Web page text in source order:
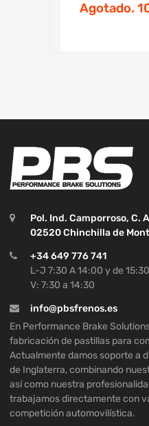
Agotado.
Pol. Ind. Camporroso, C.
02520 Chinchilla de
+34 649 776 741
L-J 7:30 A 14:00 y de
V: 7:30 a 14:30
info@pbsfrenos.es
En Performance Brake
fabricación de pastillas para
Actualmente damos soporte a
de Inglaterra, combinando
así como nuestra
trabajamos directamente con
competición automovilística.